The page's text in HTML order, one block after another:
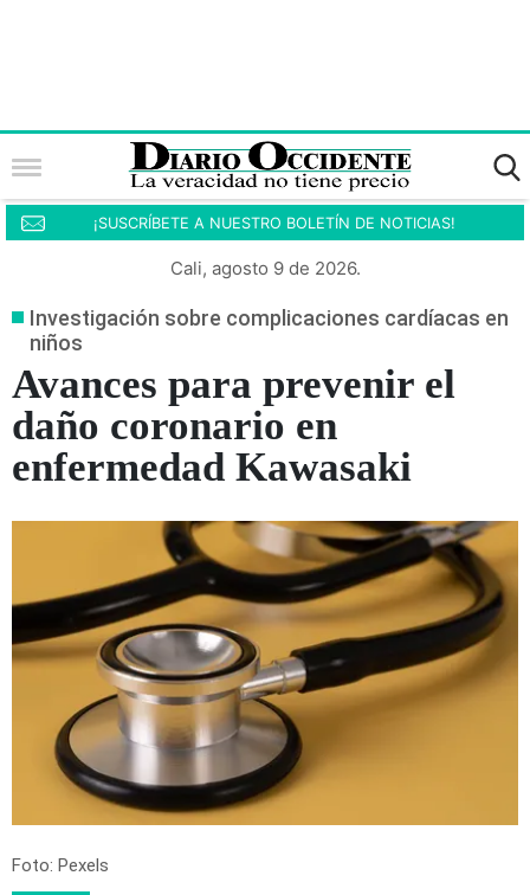
¡SUSCRÍBETE A NUESTRO BOLETÍN DE NOTICIAS!
Cali, agosto 9 de 2026.
Investigación sobre complicaciones cardíacas en
niños
Avances para prevenir el
daño coronario en
enfermedad Kawasaki
Foto: Pexels